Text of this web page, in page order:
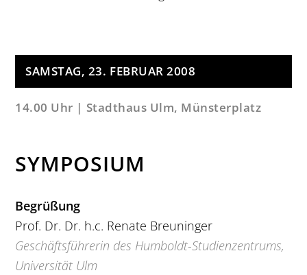
SAMSTAG, 23. FEBRUAR 2008
14.00 Uhr | Stadthaus Ulm, Münsterplatz
SYMPOSIUM
Begrüßung
Prof. Dr. Dr. h.c. Renate Breuninger
Geschäftsführerin des Humboldt-Studienzentrums,
Universität Ulm